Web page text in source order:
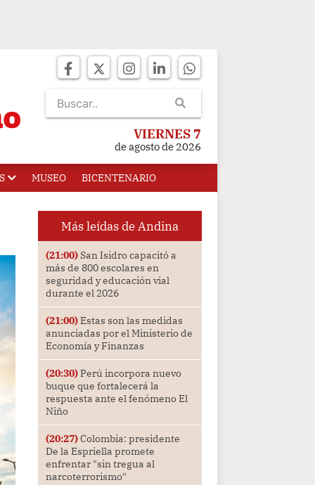
VIERNES 7
de agosto de 2026
MUSEO BICENTENARIO
Más leídas de Andina
(21:00)San Isidro capacitó a
más de 800 escolares en
seguridad y educación vial
durante el 2026
(21:00)Estas son las medidas
anunciadas por el Ministerio de
Economía y Finanzas
(20:30)Perú incorpora nuevo
buque que fortalecerá la
respuesta ante el fenómeno El
Niño
(20:27)Colombia: presidente
De la Espriella promete
enfrentar "sin tregua al
narcoterrorismo"